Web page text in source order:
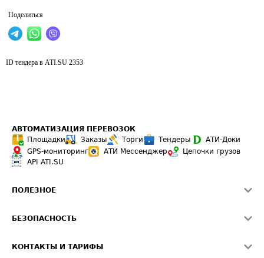
Поделиться
ID тендера в ATI.SU 2353
АВТОМАТИЗАЦИЯ ПЕРЕВОЗОК
Площадки
Заказы Торги Тендеры
АТИ-Доки
GPS-мониторинг
АТИ Мессенджер
Цепочки грузов
API ATI.SU
ПОЛЕЗНОЕ
Звезды ATI.SU на вашем сайте
БЕЗОПАСНОСТЬ
КОНТАКТЫ И ТАРИФЫ